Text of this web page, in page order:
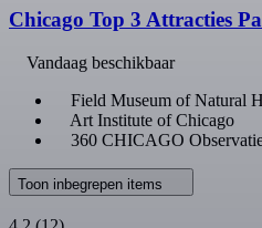
Chicago Top 3 Attracties
Vandaag beschikbaar
Field Museum of Natural
Art Institute of Chicago
360 CHICAGO
Toon inbegrepen items